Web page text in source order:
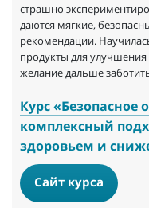
страшно
даются мягкие,
рекомендации.
продукты для
желание дальше
Курс
комплексный
здоровьем и
Сайт курса